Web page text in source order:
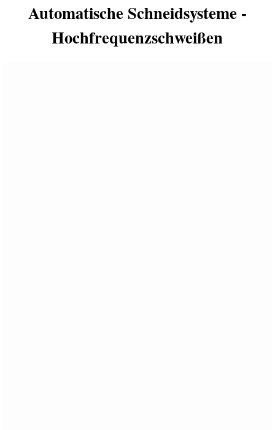
Automatische Schneidsysteme -
Hochfrequenzschweißen